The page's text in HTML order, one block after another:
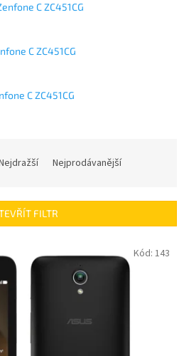
C ZC451CG
C ZC451CG
C ZC451CG
Nejprodávanější
FILTR
Kód: 143